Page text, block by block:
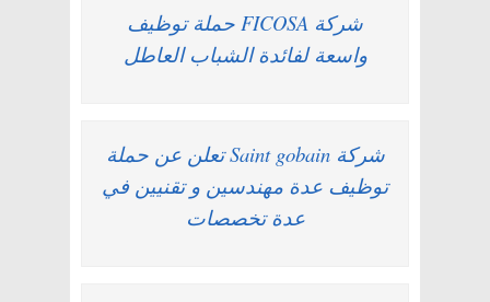
شركة FICOSA حملة توظيف
واسعة لفائدة الشباب العاطل
شركة Saint gobain تعلن عن حملة
توظيف عدة مهندسين و تقنيين في
عدة تخصصات